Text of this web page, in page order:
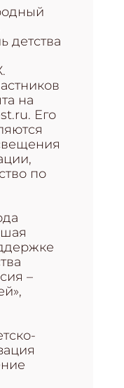
детства
на
Его
по
–